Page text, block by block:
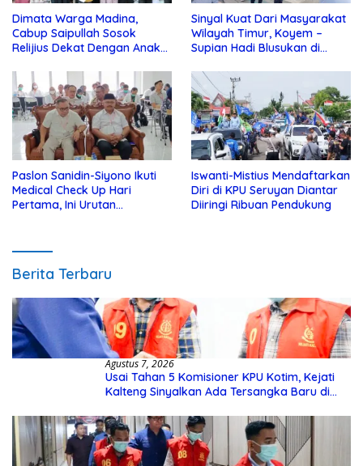
Dimata Warga Madina,
Cabup Saipullah Sosok
Relijius Dekat Dengan Anak
Sinyal Kuat Dari Masyarakat
Wilayah Timur, Koyem –
Supian Hadi Blusukan di
Paslon Sanidin-Siyono Ikuti
Medical Check Up Hari
Pertama, Ini Urutan
Iswanti-Mistius Mendaftarkan
Diri di KPU Seruyan Diantar
Diiringi Ribuan Pendukung
Berita Terbaru
Agustus 7, 2026
Usai Tahan 5 Komisioner KPU Kotim, Kejati
Kalteng Sinyalkan Ada Tersangka Baru di